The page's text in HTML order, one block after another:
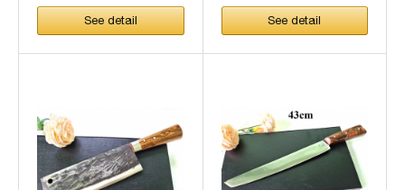
See detail See detail